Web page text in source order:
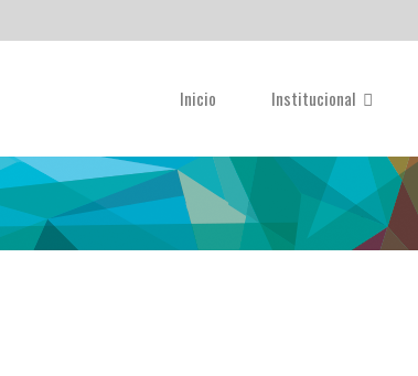
Inicio Institucional